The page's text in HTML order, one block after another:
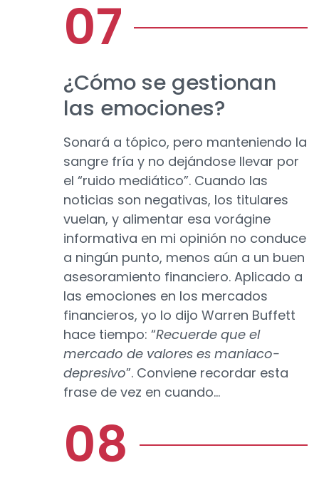
¿Cómo se gestionan
las emociones?
Sonará a tópico, pero manteniendo la
sangre fría y no dejándose llevar por
el “ruido mediático”. Cuando las
noticias son negativas, los titulares
vuelan, y alimentar esa vorágine
informativa en mi opinión no conduce
a ningún punto, menos aún a un buen
asesoramiento financiero. Aplicado a
las emociones en los mercados
financieros, yo lo dijo Warren Buffett
hace tiempo: “Recuerde que el
mercado de valores es maniaco-
depresivo”. Conviene recordar esta
frase de vez en cuando…